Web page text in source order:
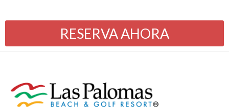
RESERVA AHORA